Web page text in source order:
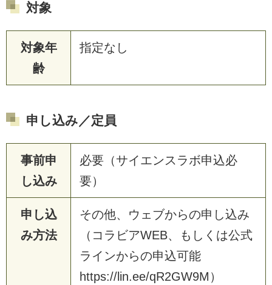
対象
対象年
齢
指定なし
申し込み／定員
事前申
し込み
必要（サイエンスラボ申込必
要）
申し込
み方法
その他、ウェブからの申し込み
（コラビアWEB、もしくは公式
ラインからの申込可能
https://lin.ee/qR2GW9M）